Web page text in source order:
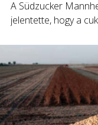
A Südzucker
jelentette, hogy a
Annyi biztos, hogy